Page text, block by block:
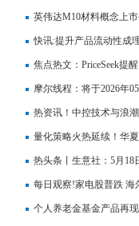
7.42元/吨
英伟达M10材料概念上
票一览（第一季度）_焦
快讯:提升产品流动性成
焦点热文：PriceSeek提
承压
摩尔线程：将于2026年
会
热资讯！中控技术与浪
量化策略火热延续！华
日吸金超150亿元
热头条丨生意社：5月18
行
每日观察!家电股普跌 海
指主要家电品类4月线上
个人养老金基金产品再